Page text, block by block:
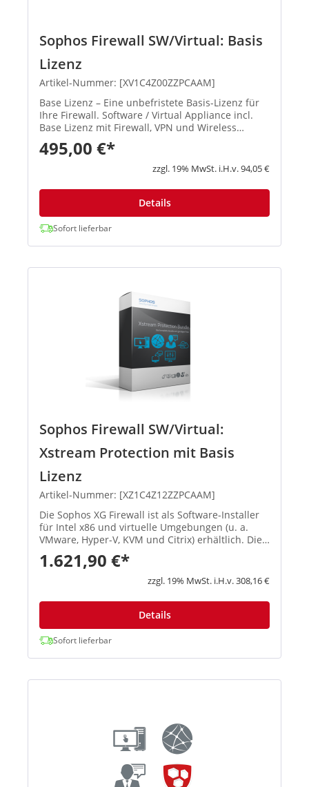
Sophos Firewall SW/Virtual: Basis
Lizenz
Artikel-Nummer: [XV1C4Z00ZZPCAAM]
Base Lizenz – Eine unbefristete Basis-Lizenz für
Ihre Firewall. Software / Virtual Appliance incl.
Base Lizenz mit Firewall, VPN und Wireless
Security mit 90 Tage Basis Support.Die Sophos XG
Firewall ist als Software-Installer für Intel x86 und
495,00 €*
zzgl. 19% MwSt. i.H.v. 94,05 €
Details
Sofort lieferbar
Sophos Firewall SW/Virtual:
Xstream Protection mit Basis
Lizenz
Artikel-Nummer: [XZ1C4Z12ZZPCAAM]
Die Sophos XG Firewall ist als Software-Installer
für Intel x86 und virtuelle Umgebungen (u. a.
VMware, Hyper-V, KVM und Citrix) erhältlich. Die
Sophos Software-Appliance wird auf Ihrer
bestehenden Intel-Hardware installiert. Die
1.621,90 €*
zzgl. 19% MwSt. i.H.v. 308,16 €
Details
Sofort lieferbar